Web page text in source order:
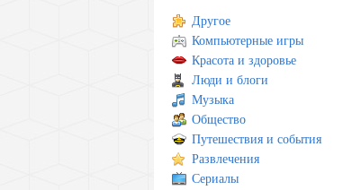
Другое
Компьютерные игры
Красота и здоровье
Люди и блоги
Музыка
Общество
Путешествия и события
Развлечения
Сериалы